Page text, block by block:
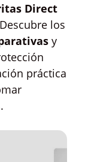
Direct
los
y
práctica